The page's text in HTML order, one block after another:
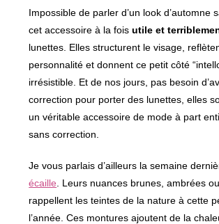
Impossible de parler d’un look d’automne
cet accessoire à la foisutile et
lunettes. Elles structurent le visage,
personnalité et donnent ce petit côté
irrésistible. Et de nos jours, pas besoin
correction pour porter des lunettes, elles
un véritable accessoire de mode à part
sans correction.
Je vous parlais d’ailleurs la semaine
écaille . Leurs nuances brunes, ambrées
rappellent les teintes de la nature à cette
l’année. Ces montures ajoutent de la